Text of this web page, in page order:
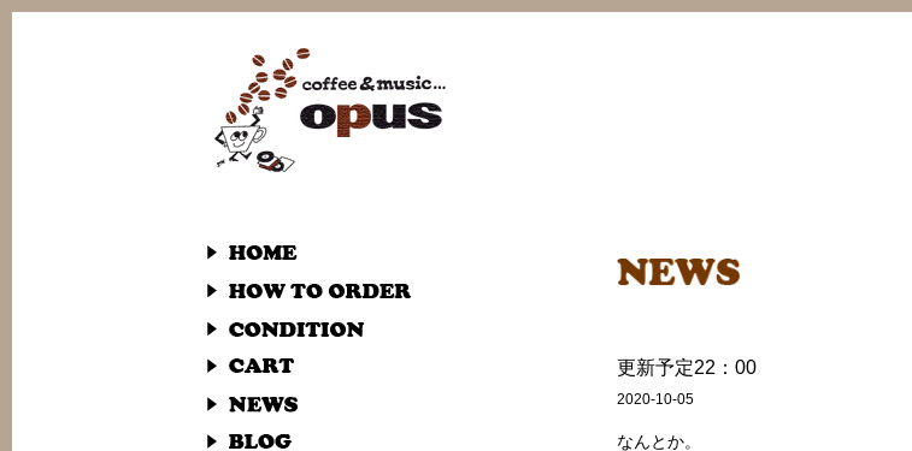
更新予定22：00
2020-10-05
なんとか。